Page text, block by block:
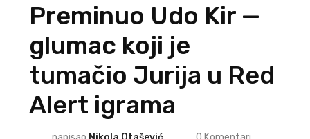
Preminuo Udo Kir —
glumac koji je
tumačio Jurija u Red
Alert igrama